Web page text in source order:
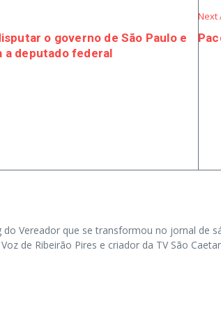
o governo de São Paulo e
a deputado federal
Next
Vereador que se transformou no jornal de
de Ribeirão Pires e criador da TV São